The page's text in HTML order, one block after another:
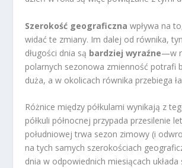
Szerokość geograficzna wpływa na
widać te zmiany. Im dalej od równika,
długości dnia są bardziej wyraźne—w
polarnych sezonowa zmienność potrafi
duża, a w okolicach równika przebiega
Różnice między półkulami wynikają z
półkuli północnej przypada przesilenie
południowej trwa sezon zimowy (i
na tych samych szerokościach
dnia w odpowiednich miesiącach układa